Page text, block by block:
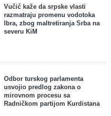
Vučić kaže da srpske vlasti
razmatraju promenu vodotoka
Ibra, zbog maltretiranja Srba na
severu KiM
Odbor turskog parlamenta
usvojio predlog zakona o
mirovnom procesu sa
Radničkom partijom Kurdistana